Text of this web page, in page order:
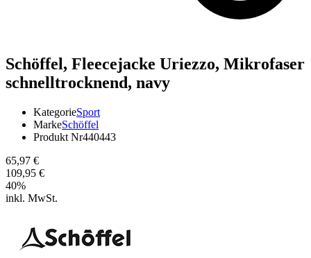
Schöffel, Fleecejacke Uriezzo, Mikrofaser
schnelltrocknend, navy
KategorieSport
MarkeSchöffel
Produkt Nr440443
65,97 €
109,95 €
40%
inkl. MwSt.